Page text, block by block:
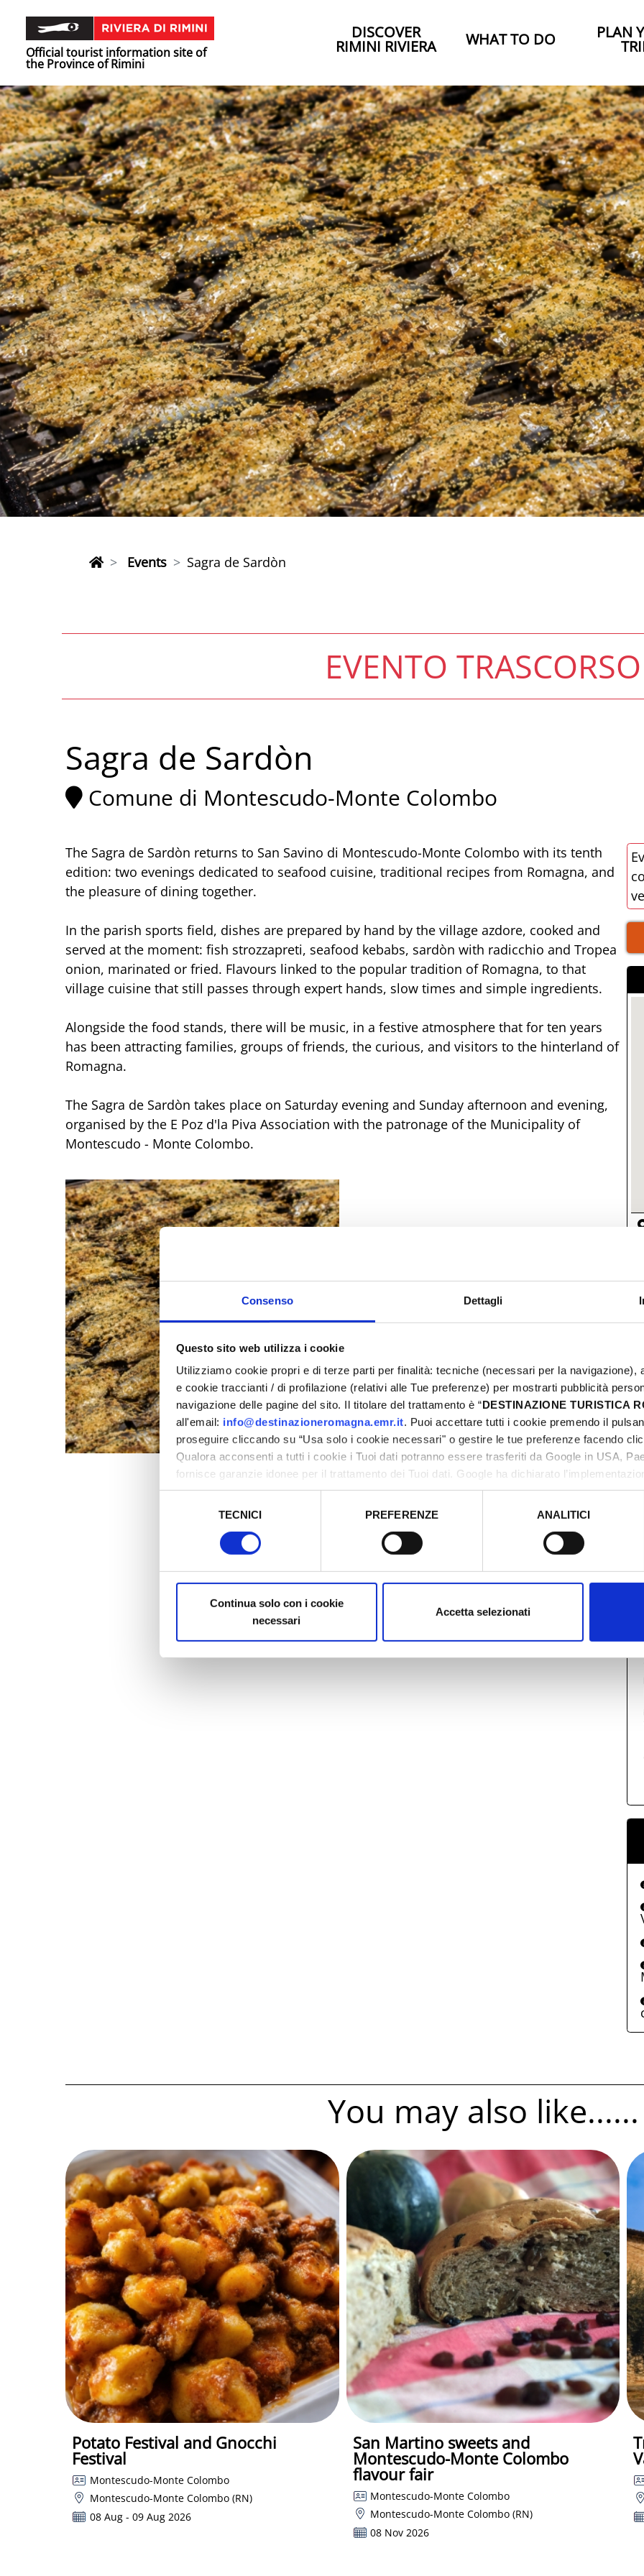
Consenso Dettagli
Questo sito web utilizza i cookie
Utilizziamo cookie propri e di terze parti per finalità: tecniche (necessari per la navigazione),
e cookie traccianti / di profilazione (relativi alle Tue preferenze) per mostrarti pubblicità
navigazione delle pagine del sito. Il titolare del trattamento è “DESTINAZIONE TURISTICA
all'email: info@destinazioneromagna.emr.it. Puoi accettare tutti i cookie premendo il
proseguire cliccando su “Usa solo i cookie necessari" o gestire le tue preferenze facendo
Qualora acconsenti a tutti i cookie i Tuoi dati potranno essere trasferiti da Google in USA,
fornisce garanzie idonee per il trattamento dei Tuoi dati. Google ha dichiarato
sicurezza a Tutela dei navigatori, che abbiamo valutato essere sufficienti.
TECNICI PREFERENZE ANALITICI
Continua solo con i cookie
necessari
Accetta selezionati
Official tourist information site of
the Province of Rimini
DISCOVER
RIMINI RIVIERA WHAT TO DO PLAN
Events Sagra de Sardòn
EVENTO TRASCORSO
Sagra de Sardòn
Comune di Montescudo-Monte Colombo
The Sagra de Sardòn returns to San Savino di Montescudo-Monte Colombo with its tenth
edition: two evenings dedicated to seafood cuisine, traditional recipes from Romagna, and
the pleasure of dining together.
In the parish sports field, dishes are prepared by hand by the village azdore, cooked and
served at the moment: fish strozzapreti, seafood kebabs, sardòn with radicchio and Tropea
onion, marinated or fried. Flavours linked to the popular tradition of Romagna, to that
village cuisine that still passes through expert hands, slow times and simple ingredients.
Alongside the food stands, there will be music, in a festive atmosphere that for ten years
has been attracting families, groups of friends, the curious, and visitors to the hinterland of
Romagna.
The Sagra de Sardòn takes place on Saturday evening and Sunday afternoon and evening,
organised by the E Poz d'la Piva Association with the patronage of the Municipality of
Montescudo - Monte Colombo.
06
You may also like......
Potato Festival and Gnocchi
Festival
Montescudo-Monte Colombo
Montescudo-Monte Colombo (RN)
08 Aug - 09 Aug 2026
San Martino sweets and
Montescudo-Monte Colombo
flavour fair
Montescudo-Monte Colombo
Montescudo-Monte Colombo (RN)
08 Nov 2026